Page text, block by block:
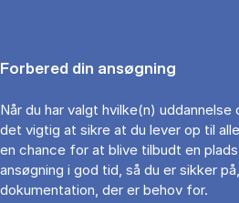
Forbered din ansøgning
Når du har valgt hvilke(n)
det vigtig at sikre at du lever op til
en chance for at blive tilbudt en
ansøgning i god tid, så du er sikker
dokumentation, der er behov for.